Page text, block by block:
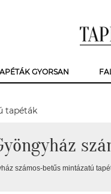
GYORSAN
tapéták
számos-betűs mintázatú